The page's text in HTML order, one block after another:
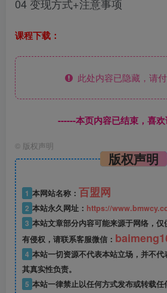
04 变现方式+注意事项
课程下载：
此处内容已隐藏，请
------本页内容已结束，喜
© 版权声明
版权声明
1 本网站名称： 百盟网
2 本站永久网址： https://
3 本站文章部分内容可能来源于网络，
有侵权，请联系客服微信：
4 本站一切资源不代表本站立场，并不
其真实性负责。
5 本站一律禁止以任何方式发布或转载